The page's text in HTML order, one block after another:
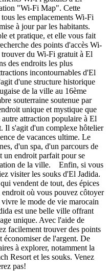
"Wi-Fi Map". Cette
les emplacements Wi-Fi
à jour par les habitants.
et pratique, et elle vous fait
des points d'accès Wi-
du Wi-Fi gratuit à El
des endroits les plus
incontournables d'El
d'une structure historique
de la ville au 16ème
souterraine soutenue par
unique et mystique que
attraction populaire à El
Il s'agit d'un complexe hôtelier
de vacances ultime. Le
d'un spa, d'un parcours de
un endroit parfait pour se
de la ville. Enfin, si vous
visiter les souks d'El Jadida.
vendent de tout, des épices
où vous pouvez côtoyer
le mode de vie marocain
est une belle ville offrant
unique. Avec l'aide de
facilement trouver des points
économiser de l'argent. De
à explorer, notamment la
Resort et les souks. Venez
pas!